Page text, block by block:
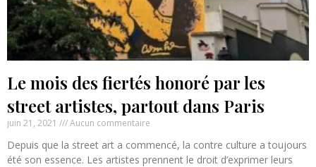
Le mois des fiertés honoré par les
street artistes, partout dans Paris
juin 21, 2021 Aucun commentaire
Depuis que la street art a commencé, la contre culture a toujours
été son essence. Les artistes prennent le droit d’exprimer leurs